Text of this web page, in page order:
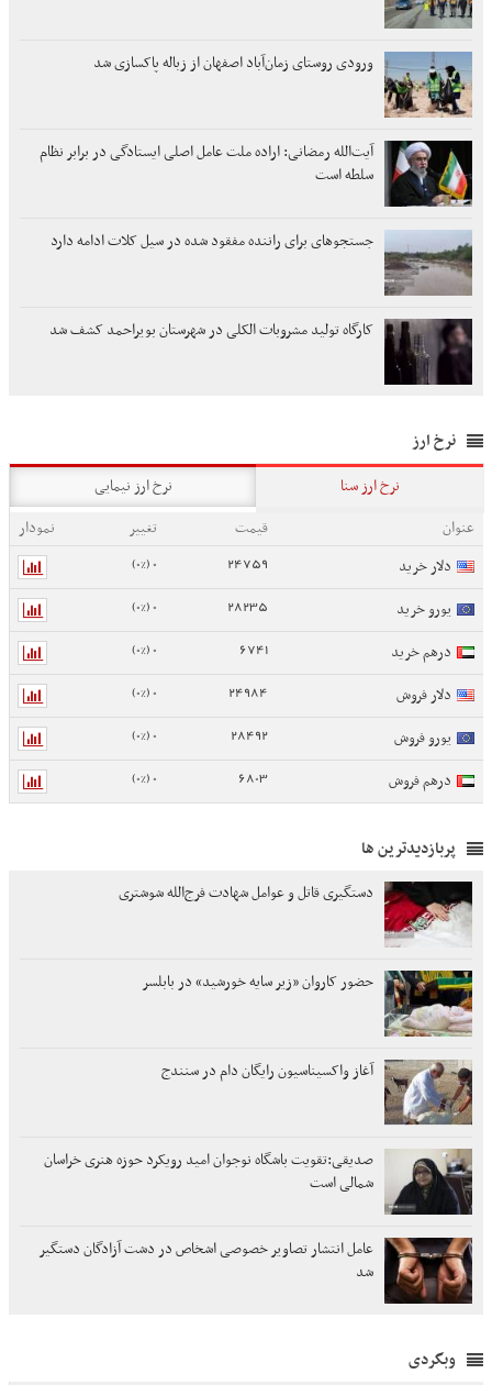
ورودی روستای زمان‌آباد اصفهان از زباله پاکسازی شد
آیت‌الله رمضانی: اراده ملت عامل اصلی ایستادگی در برابر نظام
سلطه است
جستجوهای برای راننده مفقود شده در سیل کلات ادامه دارد
کارگاه تولید مشروبات الکلی در شهرستان بویراحمد کشف شد
نرخ ارز
نرخ ارز سنا
نرخ ارز نیمایی
عنوان
قیمت تغییر
نمودار
دلار خرید
24759
0 (0%)
یورو خرید 28235
0 (0%)
درهم خرید 6741
0 (0%)
دلار فروش 24984
0 (0%)
یورو فروش 28492
0 (0%)
درهم فروش 6803
0 (0%)
پربازدیدترین ها
دستگیری قاتل و عوامل شهادت فرج‌الله شوشتری
حضور کاروان «زیر سایه خورشید» در بابلسر
آغاز واکسیناسیون رایگان دام در سنندج
صدیقی:تقویت باشگاه نوجوان امید رویکرد حوزه هنری خراسان
شمالی است
عامل انتشار تصاویر خصوصی اشخاص در دشت آزادگان دستگیر
شد
وبگردی